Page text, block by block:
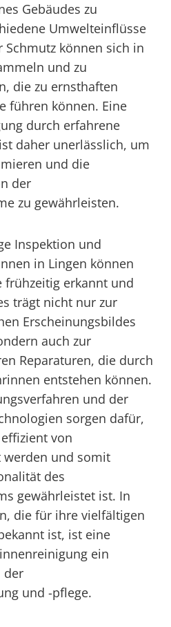
Gebäudes zu
Umwelteinflüsse
Schmutz können sich in
und zu
die zu ernsthaften
führen können. Eine
durch erfahrene
daher unerlässlich, um
und die
der
zu gewährleisten.
Inspektion und
in Lingen können
frühzeitig erkannt und
trägt nicht nur zur
Erscheinungsbildes
auch zur
Reparaturen, die durch
entstehen können.
und der
sorgen dafür,
von
werden und somit
des
gewährleistet ist. In
die für ihre vielfältigen
ist, ist eine
ein
der
und -pflege.